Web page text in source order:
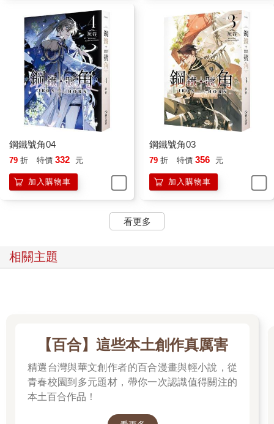
心，往加密的衛星通訊機要室衝了過去。
他需要和花間風通話。
但對面出現的卻不是花間風，而是奧涅金總統。
阿納托利滿臉嚴肅：「花間風昨天昏迷了，霜鴉說他是在調查一
個叫鈞的格鬥教師時昏迷過去的，目前腦電圖檢查一切正常，就
是在深昏迷中。我正在滿世界找之前替他做腦部手術的羅丹，當
時他自稱是羅丹基金會旗下研究所的研究員，但是沒有找到，我
記得當時還是杜因引薦他來的。」
「你要知道，能夠躲開奧涅金家族的尋找是很難的，但是我就是
沒找到他。我花了高價買通了羅丹基金會的負責人，他才如實告
訴我，那個羅丹真正有價值的研究專案和財產，一直是由指定的
祕密繼承人繼承的，憑帶有羅丹、艾斯丁生物基因的印章行使相
相傳，一直以為這是個傳說，直到十幾年前這個傳說中的繼承人
突然出現了，但一直是單線聯繫，他們也沒有見過他的樣子，就
要找你問問，杜因在哪裡？我希望能找到他，找到羅丹，來替花
「另外，霜鴉說了一點，我有點在意，他說當時他們正在懷疑杜
因和天網裡的格鬥教師鈞，是同一個人。花間風就是聽到這一
比起這件事，杜因一個機器人，是怎麼和機器人無法聯上的天網
繼承人，都不算什麼，畢竟杜因已經做過那麼多匪夷所思的事
阿納托利追問：「那麼，杜因究竟去哪裡了？」
鋼鐵號角04
79 折 特價 332 元
加入購物車
鋼鐵號角03
79 折 特價 356 元
加入購物車
看更多
相關主題
【百合】這些本土創作真厲害
精選台灣與華文創作者的百合漫畫與輕小說，從
青春校園到多元題材，帶你一次認識值得關注的
本土百合作品！